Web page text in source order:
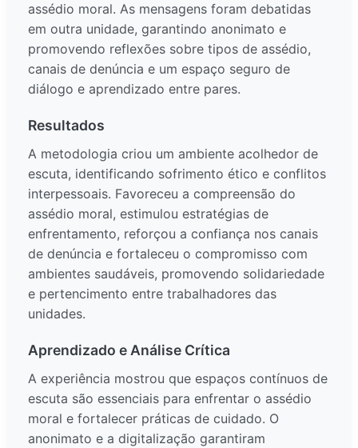
assédio moral. As mensagens foram debatidas
em outra unidade, garantindo anonimato e
promovendo reflexões sobre tipos de assédio,
canais de denúncia e um espaço seguro de
diálogo e aprendizado entre pares.
Resultados
A metodologia criou um ambiente acolhedor de
escuta, identificando sofrimento ético e conflitos
interpessoais. Favoreceu a compreensão do
assédio moral, estimulou estratégias de
enfrentamento, reforçou a confiança nos canais
de denúncia e fortaleceu o compromisso com
ambientes saudáveis, promovendo solidariedade
e pertencimento entre trabalhadores das
unidades.
Aprendizado e Análise Crítica
A experiência mostrou que espaços contínuos de
escuta são essenciais para enfrentar o assédio
moral e fortalecer práticas de cuidado. O
anonimato e a digitalização garantiram